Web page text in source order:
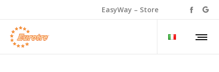
EasyWay – Store